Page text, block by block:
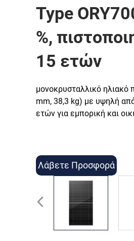
Type
%,
15 ετών
μονοκρυσταλλικό
mm, 38,3 kg) με υψηλή
ετών για εμπορική και
Λάβετε Προσφορά